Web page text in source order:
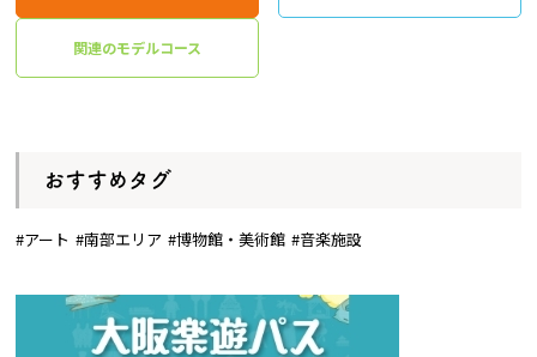
おすすめタグ
#アート #南部エリア #博物館・美術館 #音楽施設
関連のモデルコース